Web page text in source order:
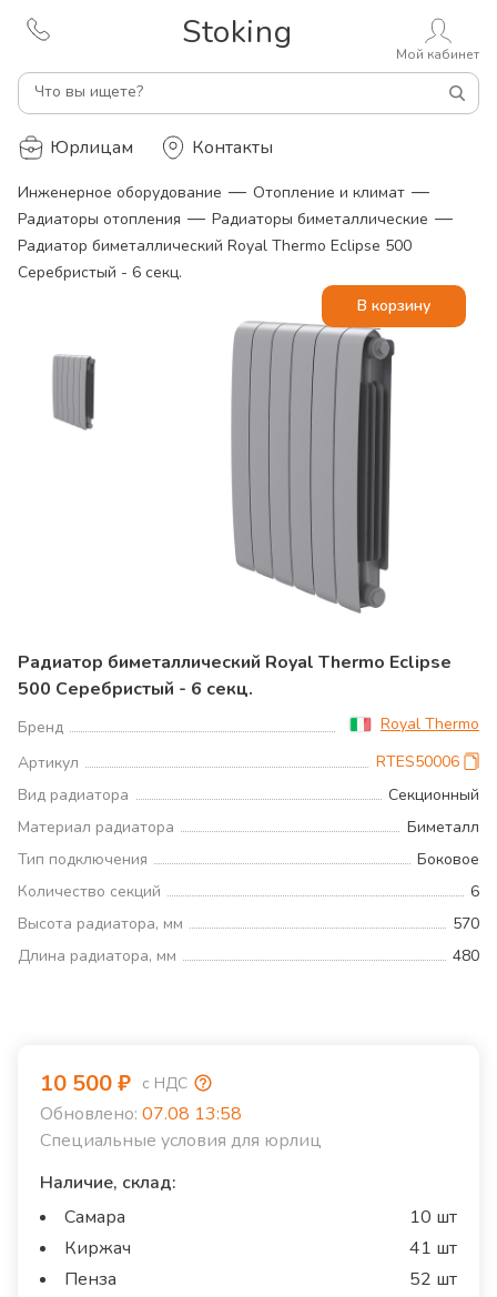
Stoking
Что вы ищете?
Мой кабинет
Юрлицам Контакты
Инженерное оборудование — Отопление и климат —
Радиаторы отопления — Радиаторы биметаллические —
Радиатор биметаллический Royal Thermo Eclipse 500
Серебристый - 6 секц.
Радиатор биметаллический Royal Thermo Eclipse
500 Серебристый - 6 секц.
Бренд
Royal Thermo
Артикул
RTES50006
Вид радиатора
Секционный
Материал радиатора
Биметалл
Тип подключения
Боковое
Количество секций
6
Высота радиатора, мм
570
Длина радиатора, мм
480
10 500₽ с НДС
Обновлено: 07.08 13:58
Специальные условия для юрлиц
Наличие, склад:
Самара
10 шт
Киржач
41 шт
Пенза
52 шт
В корзину